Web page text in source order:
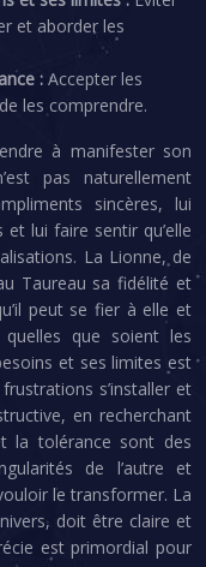
et aborder les
: Accepter les
les comprendre.
à manifester son
pas naturellement
sincères, lui
lui faire sentir qu’elle
La Lionne, de
Taureau sa fidélité et
peut se fier à elle et
que soient les
et ses limites est
s’installer et
en recherchant
la tolérance sont des
de l’autre et
le transformer. La
doit être claire et
est primordial pour